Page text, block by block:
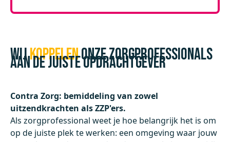
Wijkoppelenonze zorgprofessionals
aan de juiste opdrachtgever
Contra Zorg: bemiddeling van zowel
uitzendkrachten als ZZP'ers.
Als zorgprofessional weet je hoe belangrijk het is om
op de juiste plek te werken: een omgeving waar jouw